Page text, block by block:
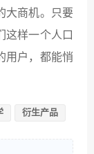
大商机。只要
这样一个人口
用户，都能悄
衍生产品